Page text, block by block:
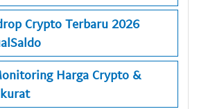
Crypto Terbaru 2026
Harga Crypto &